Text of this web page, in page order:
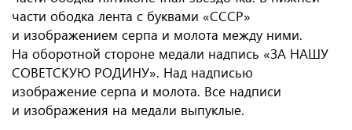
части ободка лента с буквами «СССР»
и изображением серпа и молота между ними.
На оборотной стороне медали надпись «ЗА НАШУ
СОВЕТСКУЮ РОДИНУ». Над надписью
изображение серпа и молота. Все надписи
и изображения на медали выпуклые.